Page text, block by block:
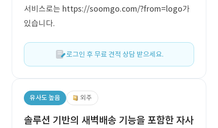
서비스로는 https://soomgo.com/?from=logo가
있습니다.
로그인 후 무료 견적 상담 받으세요.
유사도 높음 외주
솔루션 기반의 새벽배송 기능을 포함한 자사